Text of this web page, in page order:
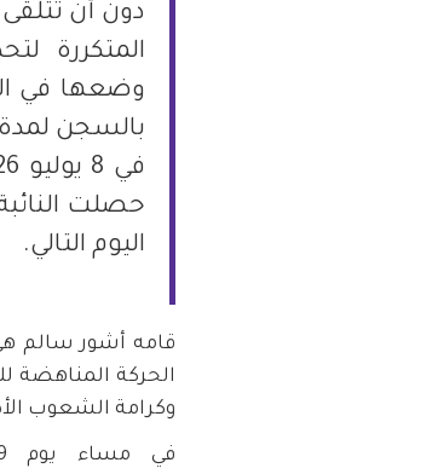
تونس
اليمن
دون أن
بالسجن
حصلت
اليوم التالي.
قامه أشور سالم هي
وكرامة الشعوب